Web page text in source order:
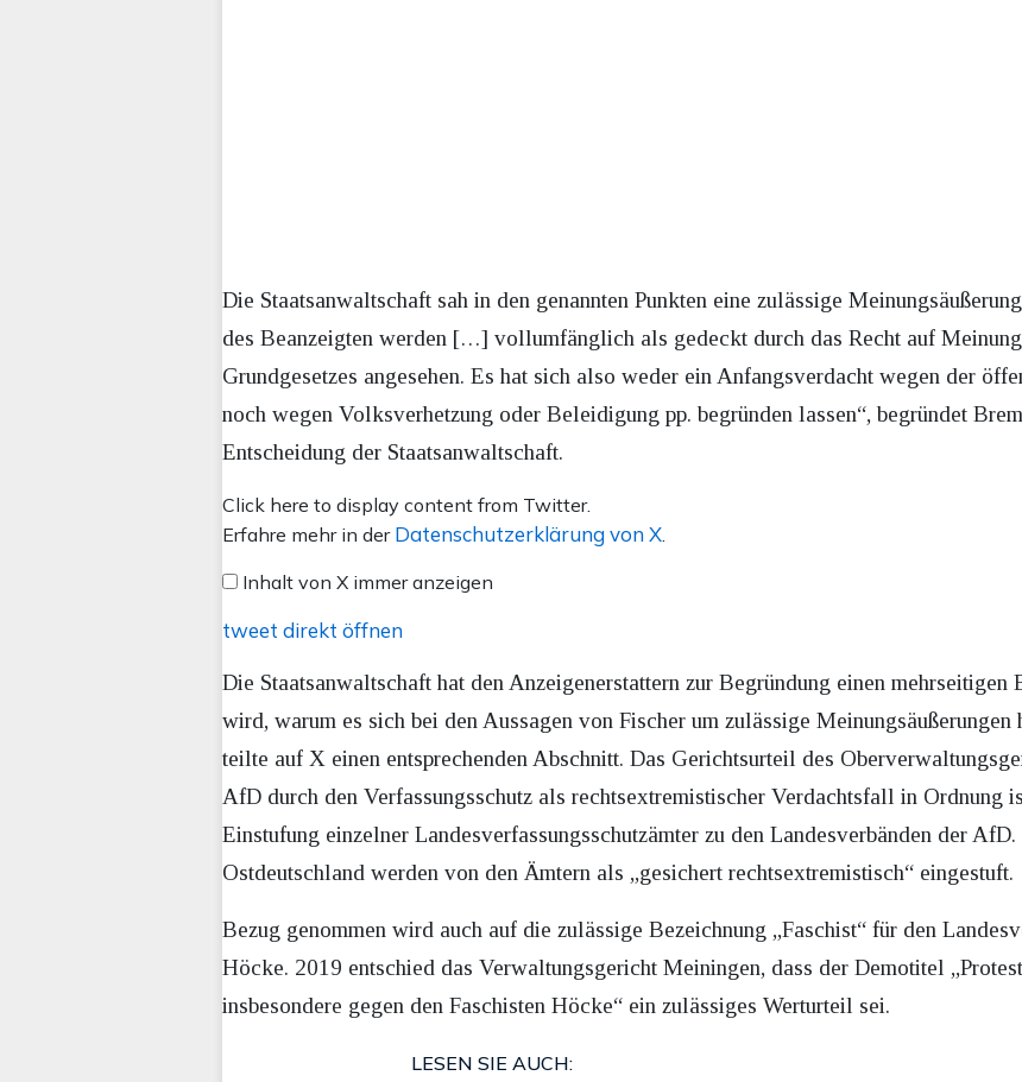
Die Staatsanwaltschaft sah in den genannten Punkten eine zulässige
des Beanzeigten werden […] vollumfänglich als gedeckt durch das Recht auf
Grundgesetzes angesehen. Es hat sich also weder ein Anfangsverdacht wegen der
noch wegen Volksverhetzung oder Beleidigung pp. begründen lassen“, begründet
Entscheidung der Staatsanwaltschaft.
Inhalt
von
anzeigen
Click here to display content from Twitter.
Erfahre mehr in der Datenschutzerklärung von X
Inhalt von X immer anzeigen
tweet direkt öffnen
Die Staatsanwaltschaft hat den Anzeigenerstattern zur Begründung einen
wird, warum es sich bei den Aussagen von Fischer um zulässige
teilte auf X einen entsprechenden Abschnitt. Das Gerichtsurteil des
AfD durch den Verfassungsschutz als rechtsextremistischer Verdachtsfall in Ordnung
Einstufung einzelner Landesverfassungsschutzämter zu den Landesverbänden der
Ostdeutschland werden von den Ämtern als „gesichert rechtsextremistisch“ eingestuft.
Bezug genommen wird auch auf die zulässige Bezeichnung „Faschist“ für den
Höcke. 2019 entschied das Verwaltungsgericht Meiningen, dass der Demotitel
insbesondere gegen den Faschisten Höcke“ ein zulässiges Werturteil sei.
LESEN SIE AUCH: